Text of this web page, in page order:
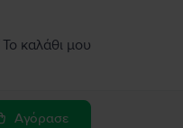
Το καλάθι μου
Αγόρασε